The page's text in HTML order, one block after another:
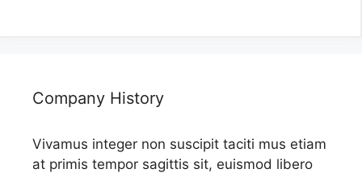
Company History
Vivamus integer non suscipit taciti mus etiam
at primis tempor sagittis sit, euismod libero